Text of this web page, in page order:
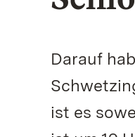
Darauf
ist es